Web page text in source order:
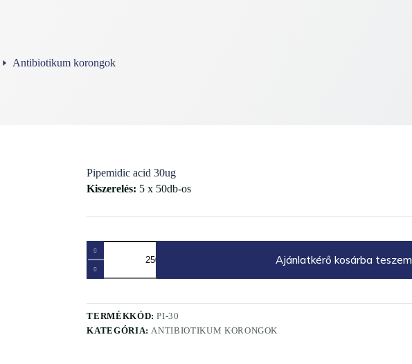
Antibiotikum korongok
Pipemidic acid 30ug
Kiszerelés: 5 x 50db-os
Pipemidic
acid
30ug
mennyiség
Ajánlatkérő kosárba teszem
TERMÉKKÓD:PI-30
KATEGÓRIA:ANTIBIOTIKUM KORONGOK